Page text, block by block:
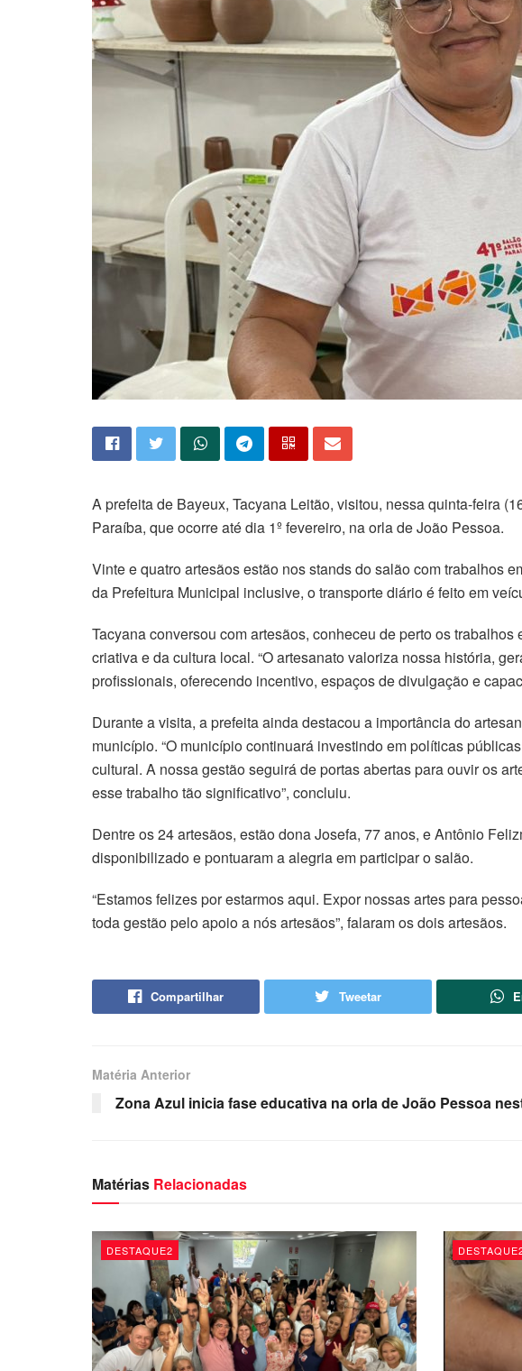
A prefeita de Bayeux, Tacyana Leitão, visitou, nessa quinta-feira
Paraíba, que ocorre até dia 1º fevereiro, na orla de João Pessoa.
Vinte e quatro artesãos estão nos stands do salão com trabalhos
da Prefeitura Municipal inclusive, o transporte diário é feito em
Tacyana conversou com artesãos, conheceu de perto os
criativa e da cultura local. “O artesanato valoriza nossa história,
profissionais, oferecendo incentivo, espaços de divulgação e
Durante a visita, a prefeita ainda destacou a importância do
município. “O município continuará investindo em políticas
cultural. A nossa gestão seguirá de portas abertas para ouvir os
esse trabalho tão significativo”, concluiu.
Dentre os 24 artesãos, estão dona Josefa, 77 anos, e Antônio
disponibilizado e pontuaram a alegria em participar o salão.
“Estamos felizes por estarmos aqui. Expor nossas artes para
toda gestão pelo apoio a nós artesãos”, falaram os dois artesãos.
Compartilhar Tweetar
Matéria Anterior
Zona Azul inicia fase educativa na orla de João Pessoa
Matérias Relacionadas
DESTAQUE2